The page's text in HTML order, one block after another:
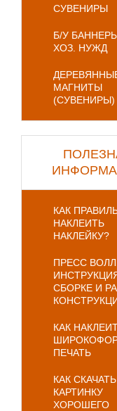
СУВЕНИРЫ
Б/У
ХОЗ. НУЖД
МАГНИТЫ
(СУВЕНИРЫ)
КАК
НАКЛЕИТЬ
НАКЛЕЙКУ?
ПРЕСС ВОЛЛ.
СБОРКЕ И
КАК
ПЕЧАТЬ
КАК СКАЧАТЬ
КАРТИНКУ
ХОРОШЕГО